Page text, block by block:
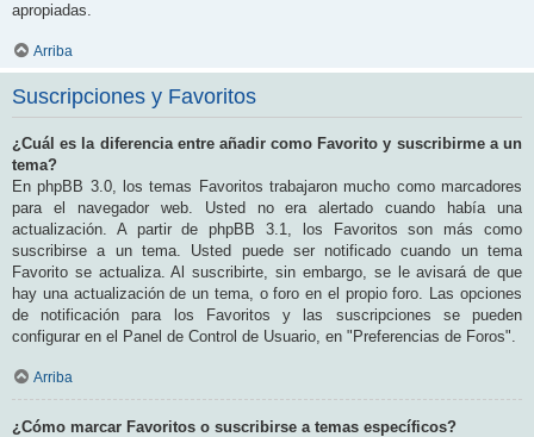
apropiadas.
Arriba
Suscripciones y Favoritos
¿Cuál es la diferencia entre añadir como Favorito y suscribirme a un
tema?
En phpBB 3.0, los temas Favoritos trabajaron mucho como marcadores
para el navegador web. Usted no era alertado cuando había una
actualización. A partir de phpBB 3.1, los Favoritos son más como
suscribirse a un tema. Usted puede ser notificado cuando un tema
Favorito se actualiza. Al suscribirte, sin embargo, se le avisará de que
hay una actualización de un tema, o foro en el propio foro. Las opciones
de notificación para los Favoritos y las suscripciones se pueden
configurar en el Panel de Control de Usuario, en "Preferencias de Foros".
Arriba
¿Cómo marcar Favoritos o suscribirse a temas específicos?